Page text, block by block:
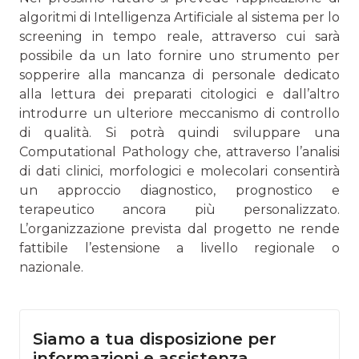
algoritmi di Intelligenza Artificiale al sistema per lo
screening in tempo reale, attraverso cui sarà
possibile da un lato fornire uno strumento per
sopperire alla mancanza di personale dedicato
alla lettura dei preparati citologici e dall’altro
introdurre un ulteriore meccanismo di controllo
di qualità. Si potrà quindi sviluppare una
Computational Pathology che, attraverso l’analisi
di dati clinici, morfologici e molecolari consentirà
un approccio diagnostico, prognostico e
terapeutico ancora più personalizzato.
L’organizzazione prevista dal progetto ne rende
fattibile l’estensione a livello regionale o
nazionale.
Siamo a tua disposizione per